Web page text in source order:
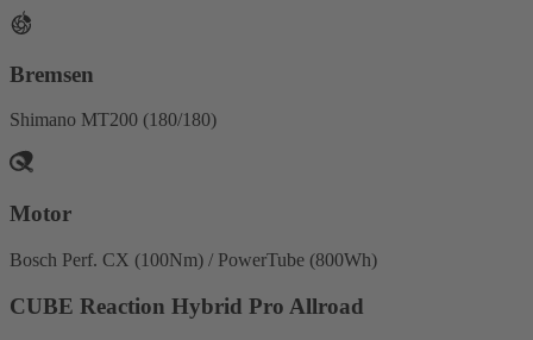
Bremsen
Shimano MT200 (180/180)
Motor
Bosch Perf. CX (100Nm) / PowerTube (800Wh)
CUBE Reaction Hybrid Pro Allroad